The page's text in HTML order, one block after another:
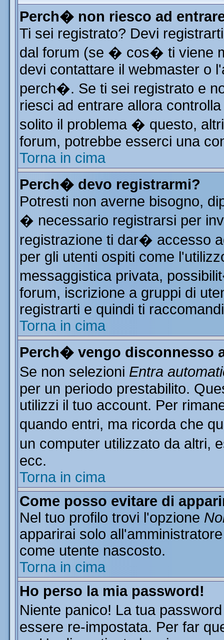
Perch� non riesco ad
Ti sei registrato? Devi
dal forum (se � cos� ti viene
devi contattare il webmaster o
perch�. Se ti sei registrato e
riesci ad entrare allora
solito il problema � questo,
forum, potrebbe esserci una
Torna in cima
Perch� devo registrarmi?
Potresti non averne bisogno,
� necessario registrarsi per
registrazione ti dar� accesso
per gli utenti ospiti come
messaggistica privata,
forum, iscrizione a gruppi di
registrarti e quindi ti
Torna in cima
Perch� vengo disconnesso
Se non selezioni Entra
per un periodo prestabilito.
utilizzi il tuo account. Per
quando entri, ma ricorda che
un computer utilizzato da
ecc.
Torna in cima
Come posso evitare di
Nel tuo profilo trovi l'opzione
apparirai solo
come utente nascosto.
Torna in cima
Ho perso la mia password!
Niente panico! La tua
essere re-impostata. Per far